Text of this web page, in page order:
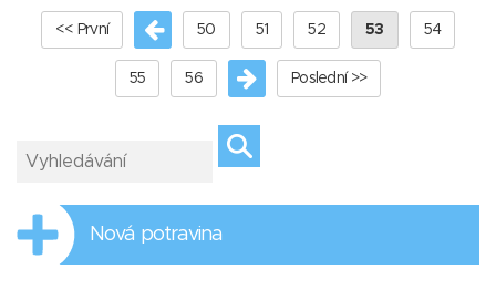
<< První 50 51 52 53 54
55 56 Poslední >>
Nová potravina